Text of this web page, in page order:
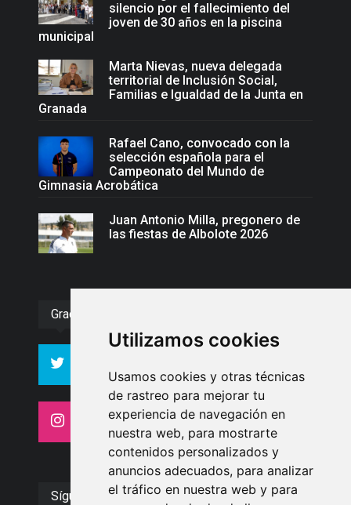
Utilizamos cookies
Usamos cookies y otras técnicas
de rastreo para mejorar tu
experiencia de navegación en
nuestra web, para mostrarte
contenidos personalizados y
anuncios adecuados, para analizar
el tráfico en nuestra web y para
silencio por el fallecimiento del
joven de 30 años en la piscina
municipal
Marta Nievas, nueva delegada
territorial de Inclusión Social,
Familias e Igualdad de la Junta en
Granada
Rafael Cano, convocado con la
selección española para el
Campeonato del Mundo de
Gimnasia Acrobática
Juan Antonio Milla, pregonero de
las fiestas de Albolote 2026
Gracias :)
Seguidores
Seguidores
4413
Seguidores
26
Seguidores
Síguenos